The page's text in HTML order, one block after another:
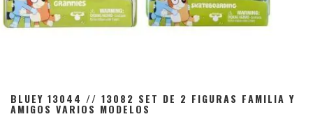
BLUEY 13044 // 13082 SET DE 2 FIGURAS FAMILIA Y
AMIGOS VARIOS MODELOS